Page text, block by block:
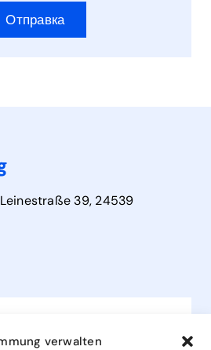
verwalten
Отправка
Leinestraße 39, 24539